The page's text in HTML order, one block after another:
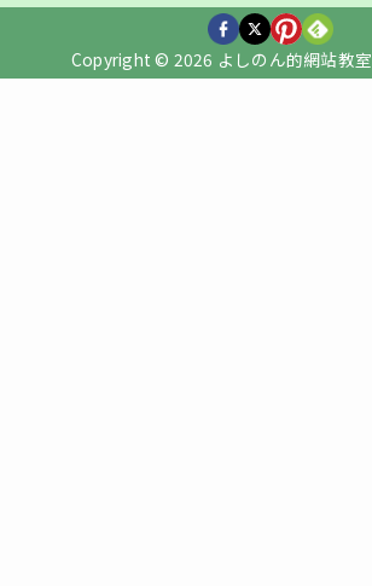
Copyright © 2026 よしのん的網站教室